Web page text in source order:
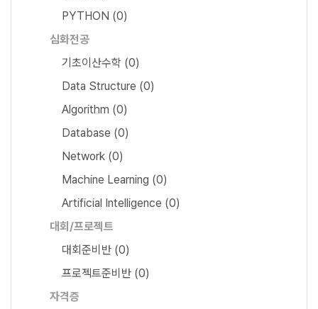
PYTHON (0)
심화전공
기초이산수학 (0)
Data Structure (0)
Algorithm (0)
Database (0)
Network (0)
Machine Learning (0)
Artificial Intelligence (0)
대회/프로젝트
대회준비반 (0)
프로젝트준비반 (0)
자격증